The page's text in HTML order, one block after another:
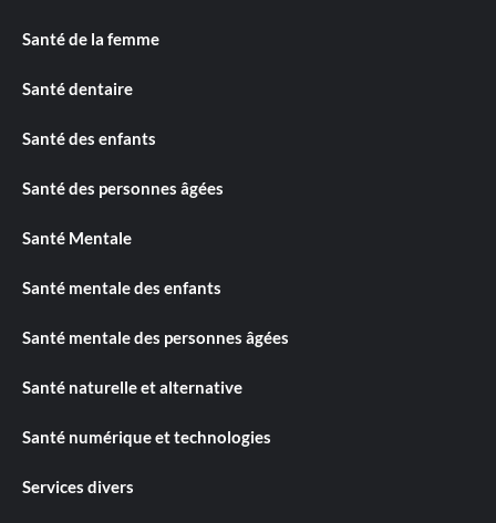
Santé de la femme
Santé dentaire
Santé des enfants
Santé des personnes âgées
Santé Mentale
Santé mentale des enfants
Santé mentale des personnes âgées
Santé naturelle et alternative
Santé numérique et technologies
Services divers